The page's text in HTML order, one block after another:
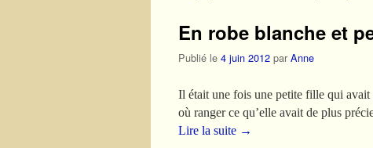
En robe blanche et
Publié le 4 juin 2012 par Anne
Il était une fois une petite fille qui
où ranger ce qu’elle avait de plus
Lire la suite →